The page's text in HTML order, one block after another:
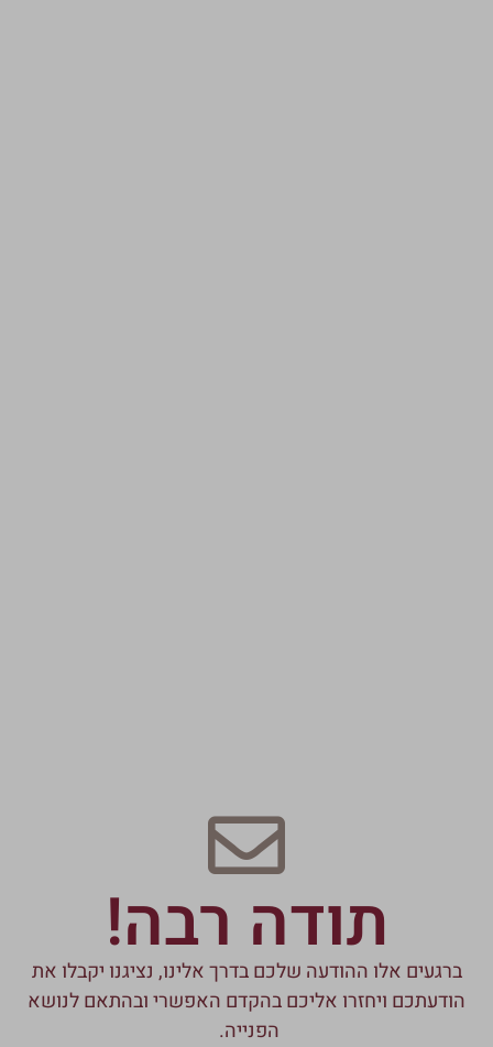
תודה רבה!
ברגעים אלו ההודעה שלכם בדרך אלינו, נציגנו יקבלו את
הודעתכם ויחזרו אליכם בהקדם האפשרי ובהתאם לנושא
הפנייה.